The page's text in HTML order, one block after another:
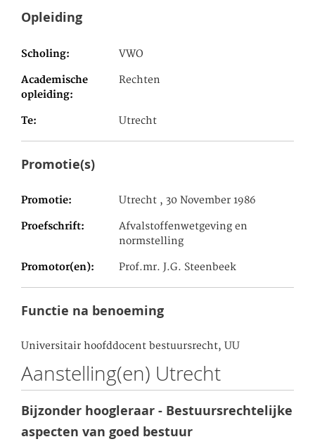
Opleiding
Scholing VWO
Academische
opleiding
Rechten
Te Utrecht
Promotie(s)
Promotie Utrecht , 30 November 1986
Proefschrift
Afvalstoffenwetgeving en
normstelling
Promotor(en) Prof.mr. J.G. Steenbeek
Functie na benoeming
Universitair hoofddocent bestuursrecht, UU
Aanstelling(en) Utrecht
Bijzonder hoogleraar - Bestuursrechtelijke
aspecten van goed bestuur